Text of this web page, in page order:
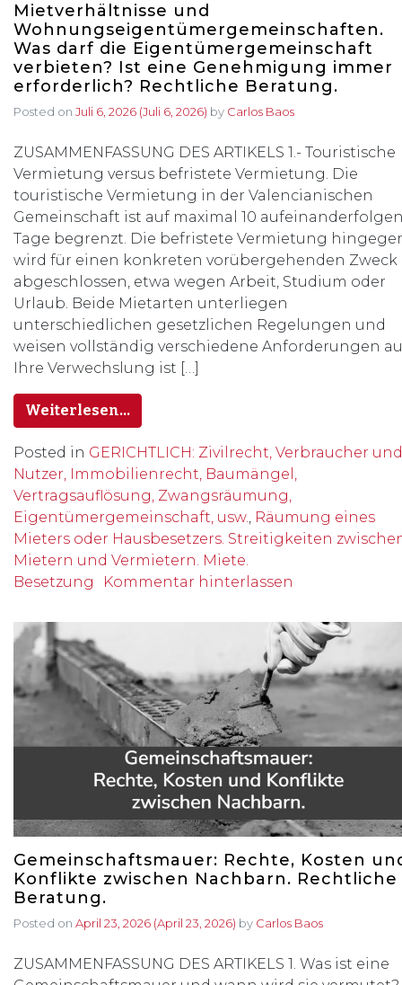
Mietverhältnisse und
Wohnungseigentümergemeinschaften.
Was darf die Eigentümergemeinschaft
verbieten? Ist eine Genehmigung immer
erforderlich? Rechtliche Beratung.
Posted on Juli 6, 2026 (Juli 6, 2026) by Carlos Baos
ZUSAMMENFASSUNG DES ARTIKELS 1.- Touristische
Vermietung versus befristete Vermietung. Die
touristische Vermietung in der Valencianischen
Gemeinschaft ist auf maximal 10
Tage begrenzt. Die befristete Vermietung
wird für einen konkreten vorübergehenden Zweck
abgeschlossen, etwa wegen Arbeit, Studium oder
Urlaub. Beide Mietarten unterliegen
unterschiedlichen gesetzlichen Regelungen und
weisen vollständig verschiedene Anforderungen
Ihre Verwechslung ist […]
Weiterlesen…
Posted in GERICHTLICH: Zivilrecht, Verbraucher und
Nutzer, Immobilienrecht, Baumängel,
Vertragsauflösung, Zwangsräumung,
Eigentümergemeinschaft, usw., Räumung eines
Mieters oder Hausbesetzers. Streitigkeiten
Mietern und Vermietern. Miete.
Besetzung
Kommentar hinterlassen
Gemeinschaftsmauer: Rechte, Kosten
Konflikte zwischen Nachbarn. Rechtliche
Beratung.
Posted on April 23, 2026 (April 23, 2026) by Carlos Baos
ZUSAMMENFASSUNG DES ARTIKELS 1. Was ist eine